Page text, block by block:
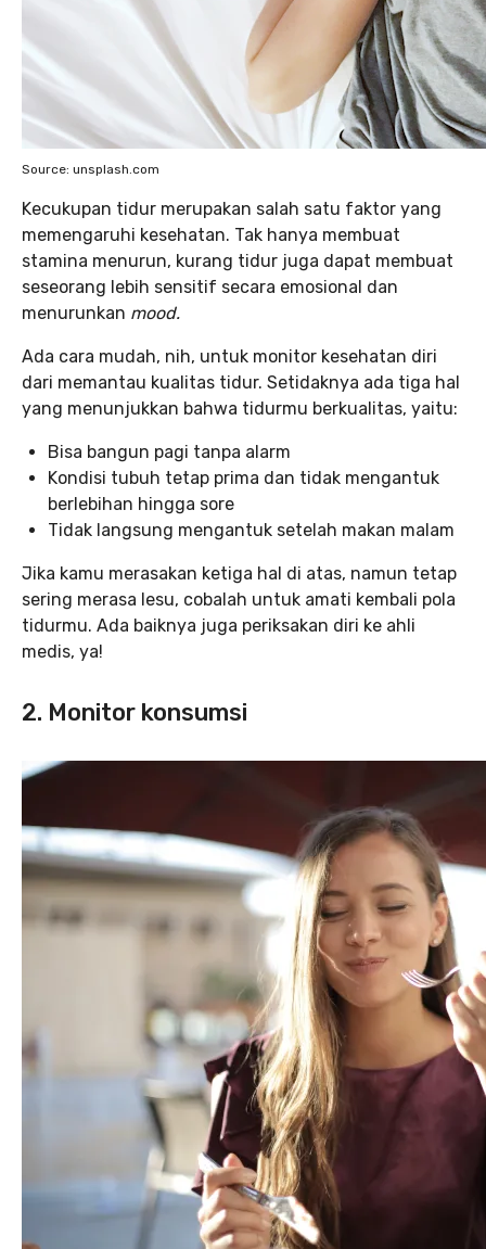
Source: unsplash.com
Kecukupan tidur merupakan salah satu faktor yang
memengaruhi kesehatan. Tak hanya membuat
stamina menurun, kurang tidur juga dapat membuat
seseorang lebih sensitif secara emosional dan
menurunkan mood.
Ada cara mudah, nih, untuk monitor kesehatan diri
dari memantau kualitas tidur. Setidaknya ada tiga hal
yang menunjukkan bahwa tidurmu berkualitas, yaitu:
Bisa bangun pagi tanpa alarm
Kondisi tubuh tetap prima dan tidak mengantuk
berlebihan hingga sore
Tidak langsung mengantuk setelah makan malam
Jika kamu merasakan ketiga hal di atas, namun tetap
sering merasa lesu, cobalah untuk amati kembali pola
tidurmu. Ada baiknya juga periksakan diri ke ahli
medis, ya!
2. Monitor konsumsi